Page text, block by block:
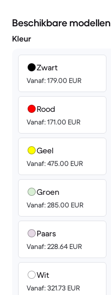
Beschikbare modellen
Kleur
Zwart
Vanaf: 179.00 EUR
Rood
Vanaf: 171.00 EUR
Geel
Vanaf: 475.00 EUR
Groen
Vanaf: 285.00 EUR
Paars
Vanaf: 228.64 EUR
Wit
Vanaf: 321.73 EUR